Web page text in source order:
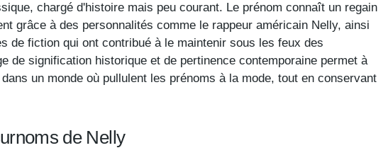
chargé d'histoire mais peu courant. Le prénom connaît un regain
grâce à des personnalités comme le rappeur américain Nelly, ainsi
de fiction qui ont contribué à le maintenir sous les feux des
de signification historique et de pertinence contemporaine permet à
un monde où pullulent les prénoms à la mode, tout en conservant
de Nelly